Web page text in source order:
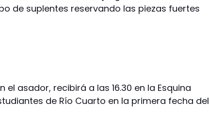
de suplentes reservando las piezas fuertes
el asador, recibirá a las 16.30 en la Esquina
de Río Cuarto en la primera fecha del